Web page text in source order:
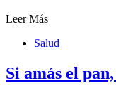
Leer Más
Salud
Si amás el